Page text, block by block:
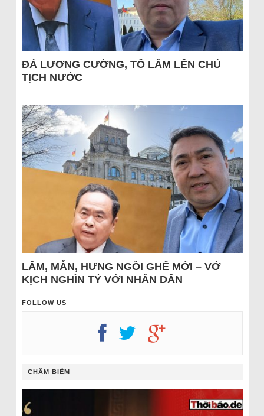
ĐÁ LƯƠNG CƯỜNG, TÔ LÂM LÊN CHỦ
TỊCH NƯỚC
LÂM, MẪN, HƯNG NGỒI GHẾ MỚI – VỞ
KỊCH NGHÌN TỶ VỚI NHÂN DÂN
FOLLOW US
CHÂM BIẾM